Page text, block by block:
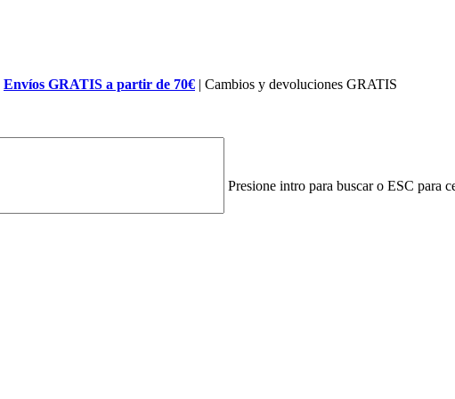
Envíos GRATIS a partir de 70€ | Cambios y devoluciones GRATIS
Presione intro para buscar o ESC para